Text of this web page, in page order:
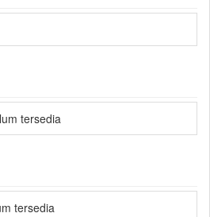
tersedia
tersedia